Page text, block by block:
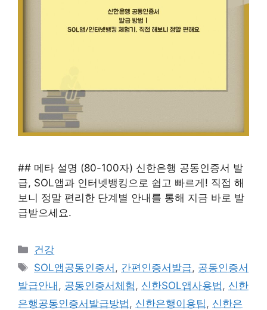
## 메타 설명 (80-100자) 신한은행 공동인증서 발
급, SOL앱과 인터넷뱅킹으로 쉽고 빠르게! 직접 해
보니 정말 편리한 단계별 안내를 통해 지금 바로 발
급받으세요.
카
테
리
건강
태
그
SOL앱공동인증서 , 간편인증서발급, 공동인증서
발급안내 , 공동인증서체험 , 신한SOL앱사용법 , 신한
은행공동인증서발급방법 , 신한은행이용팁 , 신한은